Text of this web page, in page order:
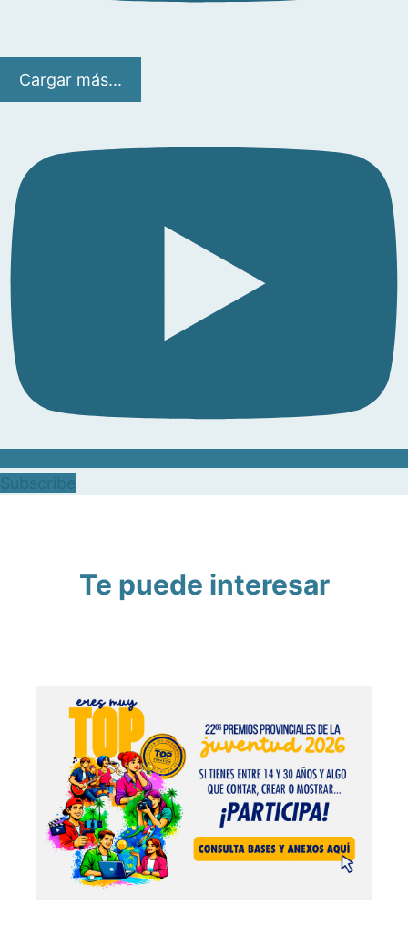
Cargar más...
Te puede interesar